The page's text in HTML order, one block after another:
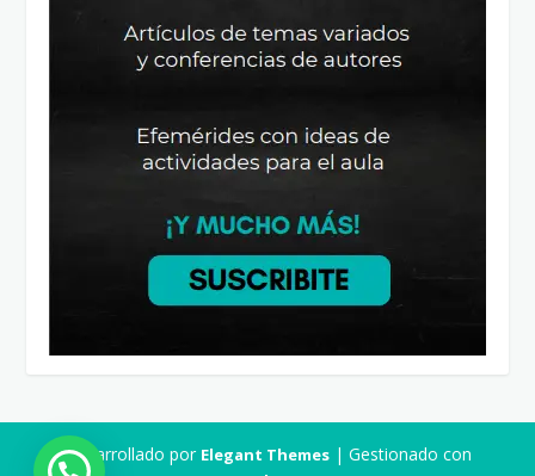
Desarrollado por Elegant Themes| Gestionado con